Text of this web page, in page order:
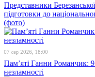
Представники
підготовки до
(фото)
07 сер 2026, 18:00
Пам’яті Ганни Романчик:
незламності